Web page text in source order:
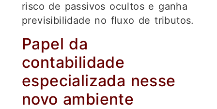
risco de passivos ocultos e ganha
previsibilidade no fluxo de tributos.
Papel da
contabilidade
especializada nesse
novo ambiente